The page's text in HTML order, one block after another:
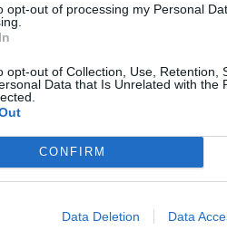
opt-out of processing my Personal
opt-out of Collection, Use, Retention,
Data that Is Unrelated with the
CONFIRM
Data Deletion Data